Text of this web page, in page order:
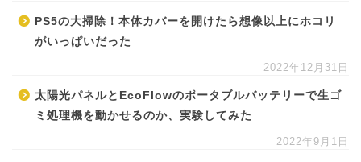
PS5の大掃除！本体カバーを開けたら想像以上にホコリ
がいっぱいだった
2022年12月31日
太陽光パネルとEcoFlowのポータブルバッテリーで生ゴ
ミ処理機を動かせるのか、実験してみた
2022年9月1日